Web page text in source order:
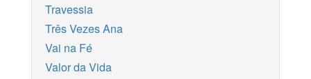
Travessia
Três Vezes Ana
Vai na Fé
Valor da Vida